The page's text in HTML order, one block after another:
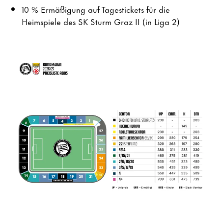
10 % Ermäßigung auf Tagestickets für die
Heimspiele des SK Sturm Graz II (in Liga 2)